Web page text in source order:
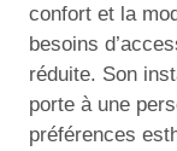
confort et la
besoins
réduite. Son
porte à une
préférences